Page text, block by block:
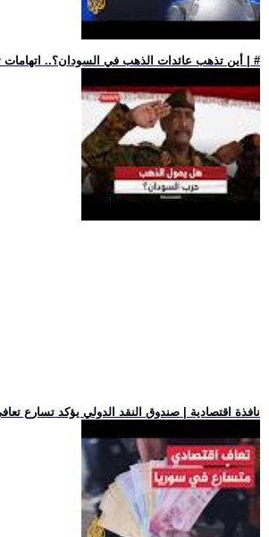
.. أين تذهب عائدات الذهب في السودان؟.. اتهامات تطال البرهان | #
.. نافذة اقتصادية | صندوق النقد الدولي يؤكد تسارع